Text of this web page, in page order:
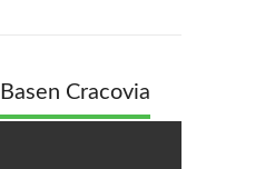
Cracovia